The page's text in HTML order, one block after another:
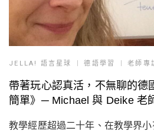
JELLA! 語言星球 德語學習 老師專
帶著玩心認真活，不無聊的德
簡單》─ Michael 與 Deike 老
教學經歷超過二十年、在教學界